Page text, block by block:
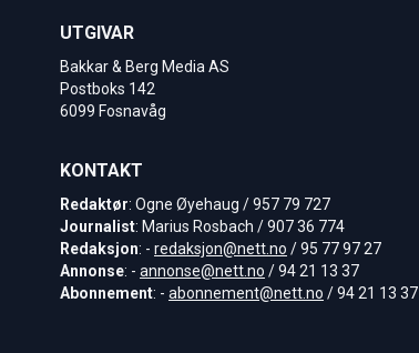
UTGIVAR
Bakkar & Berg Media AS
Postboks 142
6099 Fosnavåg
KONTAKT
Redaktør: Ogne Øyehaug / 957 79 727
Journalist: Marius Rosbach / 907 36 774
Redaksjon: - redaksjon@nett.no / 95 77 97 27
Annonse: - annonse@nett.no / 94 21 13 37
Abonnement: - abonnement@nett.no / 94 21 13 37